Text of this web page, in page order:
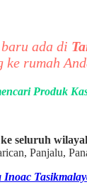
ada di
ke rumah
Produk
seluruh
Panjalu,